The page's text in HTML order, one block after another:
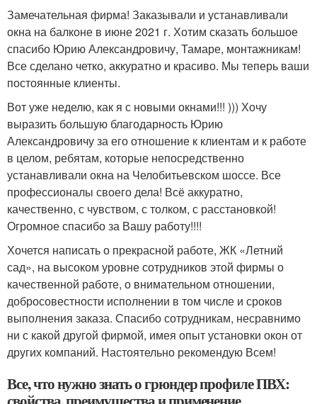
Замечательная фирма! Заказывали и устанавливали
окна на балконе в июне 2021 г. Хотим сказать большое
спасибо Юрию Александровичу, Тамаре, монтажникам!
Все сделано четко, аккуратно и красиво. Мы теперь ваши
постоянные клиенты.
Вот уже неделю, как я с новыми окнами!!! ))) Хочу
выразить большую благодарность Юрию
Александровичу за его отношение к клиентам и к работе
в целом, ребятам, которые непосредственно
устанавливали окна на Челобитьевском шоссе. Все
профессионалы своего дела! Всё аккуратно,
качественно, с чувством, с толком, с расстановкой!
Огромное спасибо за Вашу работу!!!!
Хочется написать о прекрасной работе, ЖК «Летний
сад», на высоком уровне сотрудников этой фирмы о
качественной работе, о внимательном отношении,
добросовестности исполнении в том числе и сроков
выполнения заказа. Спасибо сотрудникам, несравнимо
ни с какой другой фирмой, имея опыт установки окон от
других компаний. Настоятельно рекомендую Всем!
Все, что нужно знать о грюндер профиле ПВХ: